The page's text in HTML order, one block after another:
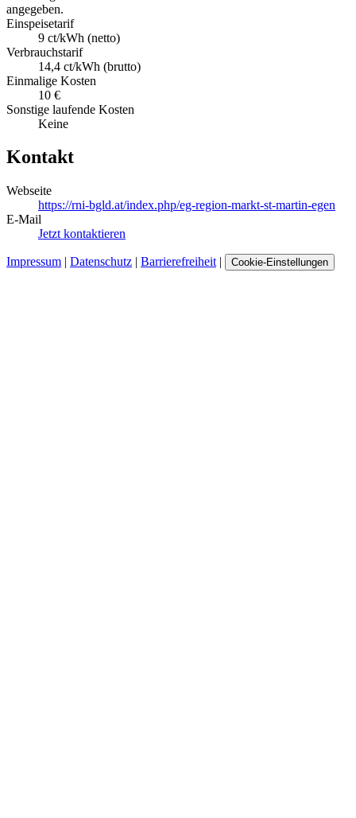
angegeben.
Einspeisetarif
9 ct/kWh (netto)
Verbrauchstarif
14,4 ct/kWh (brutto)
Einmalige Kosten
10 €
Sonstige laufende Kosten
Keine
Kontakt
Webseite
https://rni-bgld.at/index.php/eg-region-markt-st-martin-egen
E-Mail
Jetzt kontaktieren
Impressum | Datenschutz | Barrierefreiheit | Cookie-Einstellungen